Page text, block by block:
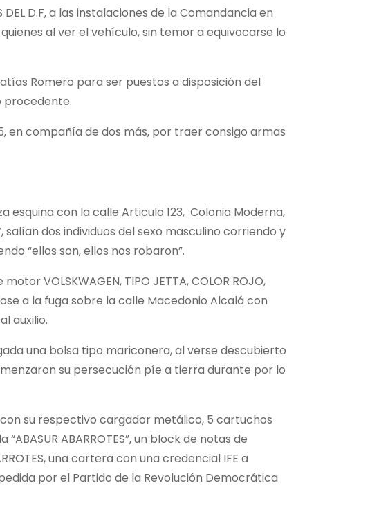
DEL D.F, a las instalaciones de la Comandancia en
al ver el vehículo, sin temor a equivocarse lo
Romero para ser puestos a disposición del
procedente.
en compañía de dos más, por traer consigo armas
esquina con la calle Articulo 123, Colonia Moderna,
salían dos individuos del sexo masculino corriendo y
“ellos son, ellos nos robaron”.
VOLSKWAGEN, TIPO JETTA, COLOR ROJO,
a la fuga sobre la calle Macedonio Alcalá con
auxilio.
una bolsa tipo mariconera, al verse descubierto
su persecución píe a tierra durante por lo
su respectivo cargador metálico, 5 cartuchos
ABARROTES”, un block de notas de
una cartera con una credencial IFE a
por el Partido de la Revolución Democrática